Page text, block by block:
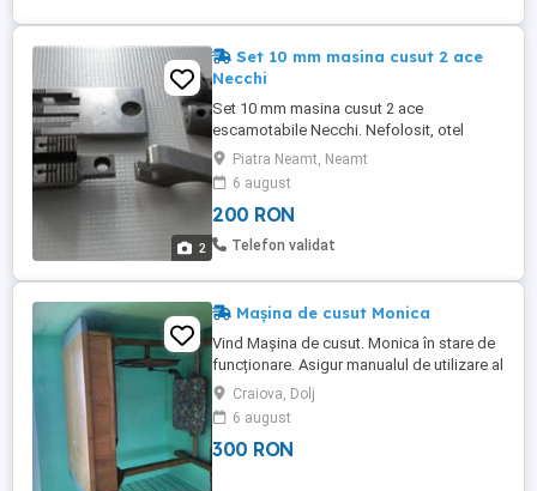
2
Set 10 mm masina cusut 2 ace
Necchi
Set 10 mm masina cusut 2 ace
escamotabile Necchi. Nefolosit, otel
calitate Italia.
Piatra Neamt, Neamt
6 august
200 RON
Telefon validat
Mașina de cusut Monica
Vind Mașina de cusut. Monica în stare de
funcționare. Asigur manualul de utilizare al
produsului și accesoriile aferente. Se
poate folosi ca masa cind este strinsa. Nu
funcționează electric, cablul din imagini
este pentru becul de iluminat la ac.
Craiova, Dolj
6 august
300 RON